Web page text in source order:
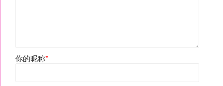
你的昵称*